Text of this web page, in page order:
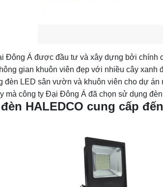
Đông Á được đầu tư và xây dựng bởi chính
gian khuôn viên đẹp với nhiều cây
đèn LED sân vườn và khuôn viên cho dự án
mà công ty Đại Đông Á đã chọn sử dụng
HALEDCO cung cấp